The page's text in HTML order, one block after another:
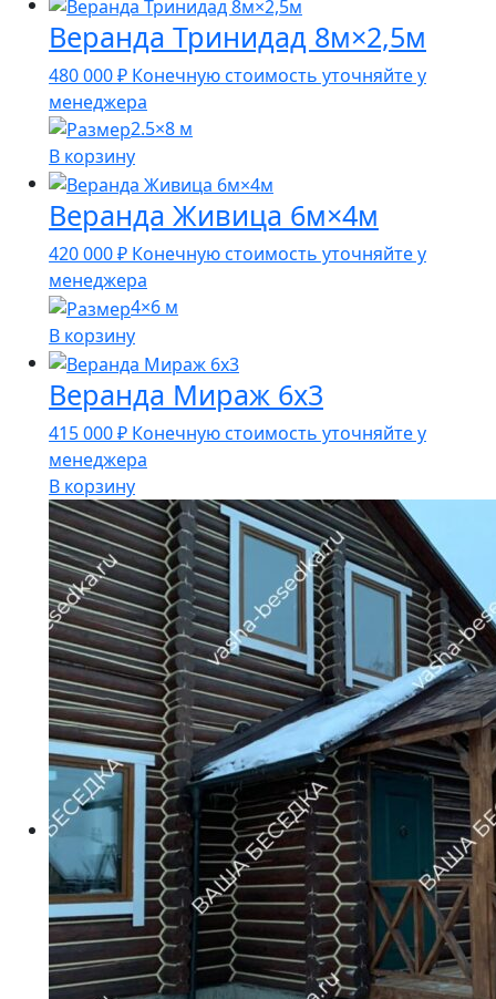
Веранда Тринидад 8м×2,5м
480 000₽ Конечную стоимость уточняйте у
менеджера
2.5×8 м
В корзину
Веранда Живица 6м×4м
420 000₽ Конечную стоимость уточняйте у
менеджера
4×6 м
В корзину
Веранда Мираж 6х3
415 000₽ Конечную стоимость уточняйте у
менеджера
В корзину